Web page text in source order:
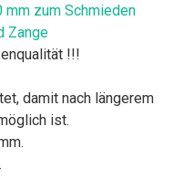
zum Schmieden
Zange
!!!
damit nach längerem
ist.